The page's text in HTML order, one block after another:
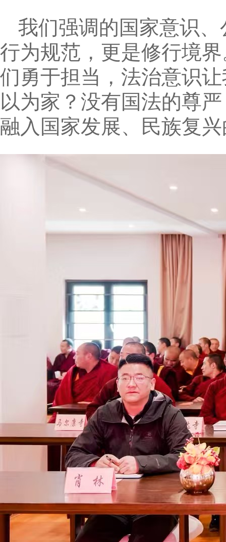
我们强调的国家意识
行为规范，更是修行境
们勇于担当，法治意识
以为家？没有国法的尊
融入国家发展、民族复